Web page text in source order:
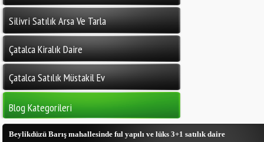
Silivri Satılık Arsa Ve Tarla
Çatalca Kiralık Daire
Çatalca Satılık Müstakil Ev
Blog Kategorileri
Beylikdüzü Barış mahallesinde ful yapılı ve lüks 3+1 satılık daire